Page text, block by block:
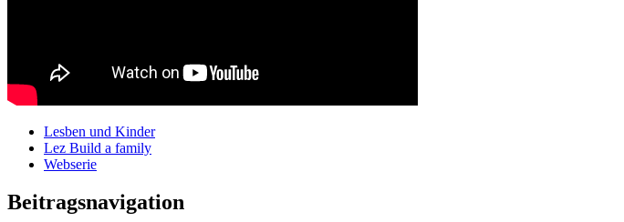
Lesben und Kinder
Lez Build a family
Webserie
Beitragsnavigation